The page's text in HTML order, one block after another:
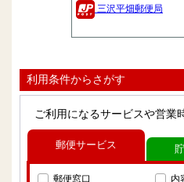
三沢平畑郵便局
利用条件からさがす
ご利用になるサービスや営業
郵便サービス
郵便窓口
内